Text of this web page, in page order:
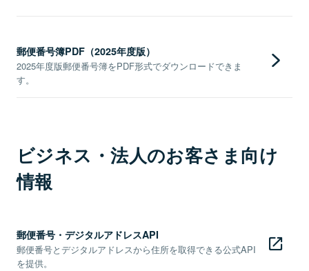
郵便番号簿PDF（2025年度版）
2025年度版郵便番号簿をPDF形式でダウンロードできま
す。
ビジネス・法人のお客さま向け
情報
郵便番号・デジタルアドレスAPI
郵便番号とデジタルアドレスから住所を取得できる公式API
を提供。